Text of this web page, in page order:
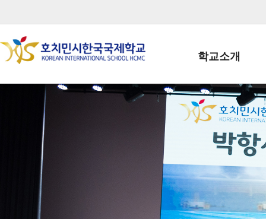
학교소개
학교장인사말
학생회장인사말
학교상징
학교 CI
교직원현황
학생현황